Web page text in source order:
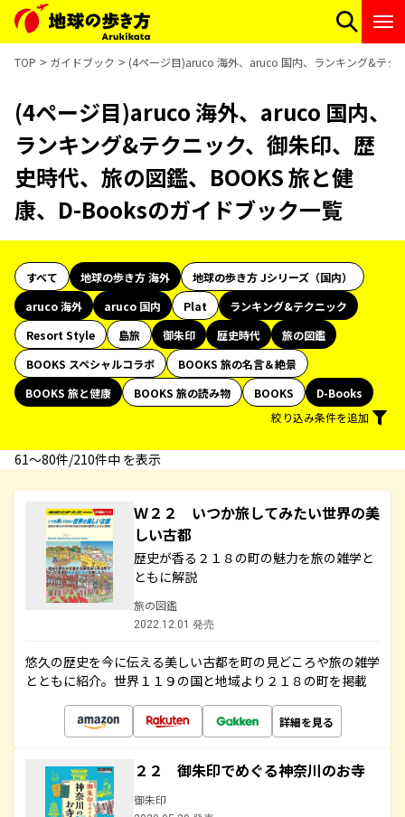
TOP ガイドブック (4ページ目)aruco 海外、aruco 国内、ランキング&テク
(4ページ目)aruco 海外、aruco 国内、
ランキング&テクニック、御朱印、歴
史時代、旅の図鑑、BOOKS 旅と健
康、D-Booksのガイドブック一覧
すべて 地球の歩き方 海外
地球の歩き方 Jシリーズ（国内）
aruco 海外
aruco 国内 Plat
ランキング&テクニック
Resort Style
島旅 御朱印 歴史時代
旅の図鑑
BOOKS スペシャルコラボ
BOOKS 旅の名言＆絶景
BOOKS 旅と健康
BOOKS 旅の読み物 BOOKS
D-Books
絞り込み条件を追加
61〜80件/210件中 を表示
Ｗ２２ いつか旅してみたい世界の美
しい古都
歴史が香る２１８の町の魅力を旅の雑学と
ともに解説
旅の図鑑
2022.12.01 発売
悠久の歴史を今に伝える美しい古都を町の見どころや旅の雑学
とともに紹介。世界１１９の国と地域より２１８の町を掲載
詳細を見る
２２ 御朱印でめぐる神奈川のお寺
御朱印